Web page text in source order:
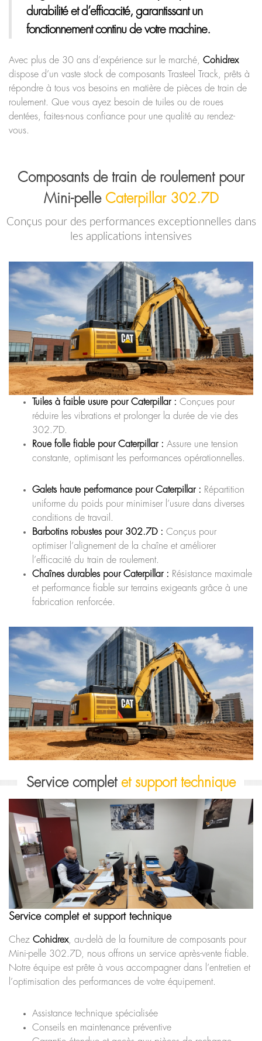
durabilité et d’efficacité, garantissant un
fonctionnement continu de votre machine.
Avec plus de 30 ans d’expérience sur le marché, Cohidrex
dispose d’un vaste stock de composants Trasteel Track, prêts à
répondre à tous vos besoins en matière de pièces de train de
roulement. Que vous ayez besoin de tuiles ou de roues
dentées, faites-nous confiance pour une qualité au rendez-
vous.
Composants de train de roulement pour
Mini-pelle Caterpillar 302.7D
Conçus pour des performances exceptionnelles dans
les applications intensives
Tuiles à faible usure pour Caterpillar : Conçues pour
réduire les vibrations et prolonger la durée de vie des
302.7D.
Roue folle fiable pour Caterpillar : Assure une tension
constante, optimisant les performances opérationnelles.
Galets haute performance pour Caterpillar : Répartition
uniforme du poids pour minimiser l’usure dans diverses
conditions de travail.
Barbotins robustes pour 302.7D : Conçus pour
optimiser l’alignement de la chaîne et améliorer
l’efficacité du train de roulement.
Chaînes durables pour Caterpillar : Résistance maximale
et performance fiable sur terrains exigeants grâce à une
fabrication renforcée.
Service complet et support technique
Service complet et support technique
Chez Cohidrex, au-delà de la fourniture de composants pour
Mini-pelle 302.7D, nous offrons un service après-vente fiable.
Notre équipe est prête à vous accompagner dans l’entretien et
l’optimisation des performances de votre équipement.
Assistance technique spécialisée
Conseils en maintenance préventive